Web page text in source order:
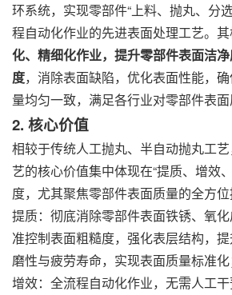
环系统，实现零部件“上料、抛丸、分
程自动化作业的先进表面处理工艺。
化、精细化作业，提升零部件表面洁
度，消除表面缺陷，优化表面性能，
量均匀一致，满足各行业对零部件表面
2. 核心价值
相较于传统人工抛丸、半自动抛丸工
艺的核心价值集中体现在“提质、增效
度，尤其聚焦零部件表面质量的全方位
提质：彻底消除零部件表面铁锈、氧
准控制表面粗糙度，强化表层结构，
磨性与疲劳寿命，实现表面质量标准化
增效：全流程自动化作业，无需人工